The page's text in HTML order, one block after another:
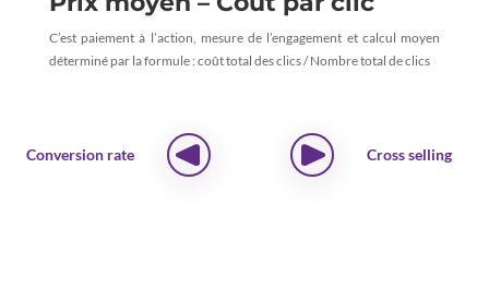
C’est paiement à l’action, mesure de l’engagement et calcul moyen
déterminé par la formule : coût total des clics / Nombre total de clics
Conversion rate Cross selling